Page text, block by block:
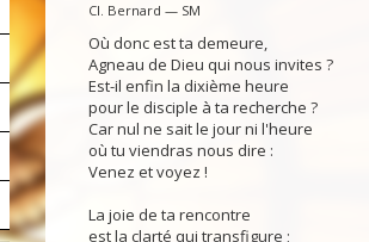
Cl. Bernard — SM
Où donc est ta demeure,
Agneau de Dieu qui nous invites ?
Est-il enfin la dixième heure
pour le disciple à ta recherche ?
Car nul ne sait le jour ni l'heure
où tu viendras nous dire :
Venez et voyez !
La joie de ta rencontre
est la clarté qui transfigure ;